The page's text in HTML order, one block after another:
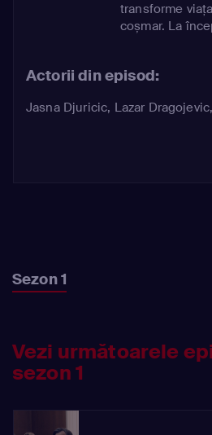
transforme
coșmar. La
Emir, aduce noi
Actorii din episod:
Jasna Djuricic, Lazar Dragojevic,
Sezon 1
Vezi următoarele
sezon 1